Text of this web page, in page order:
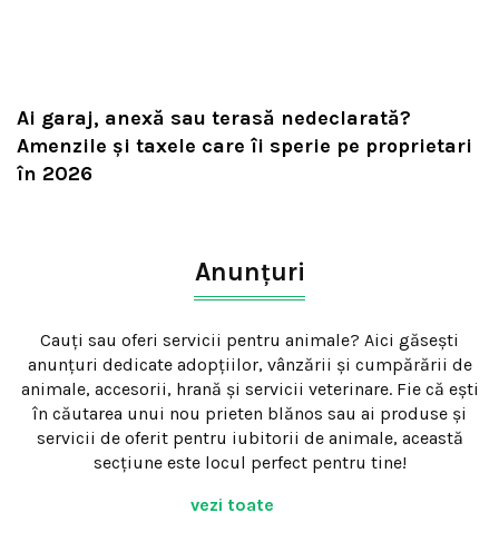
Ai garaj, anexă sau terasă nedeclarată?
Amenzile și taxele care îi sperie pe proprietari
în 2026
Anunțuri
Cauți sau oferi servicii pentru animale? Aici găsești
anunțuri dedicate adopțiilor, vânzării și cumpărării de
animale, accesorii, hrană și servicii veterinare. Fie că ești
în căutarea unui nou prieten blănos sau ai produse și
servicii de oferit pentru iubitorii de animale, această
secțiune este locul perfect pentru tine!
vezi toate